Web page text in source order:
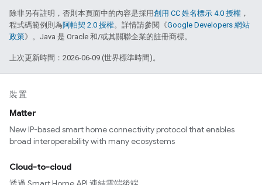
除非另有註明，否則本頁面中的內容是採用創用 CC 姓名標示 4.0 授權 ，
程式碼範例則為阿帕契 2.0 授權。詳情請參閱《Google Developers 網站
政策》。Java 是 Oracle 和/或其關聯企業的註冊商標。
上次更新時間：2026-06-09 (世界標準時間)。
裝置
Matter
New IP-based smart home connectivity protocol that enables
broad interoperability with many ecosystems
Cloud-to-cloud